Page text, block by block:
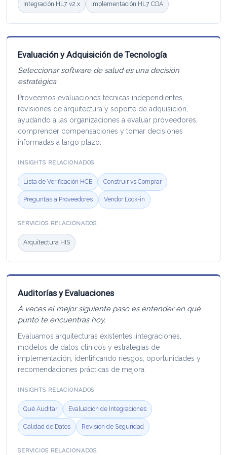
Integración HL7 v2.x Implementación HL7 CDA
Evaluación y Adquisición de Tecnología
Seleccionar software de salud es una decisión
estratégica.
Proveemos evaluaciones técnicas independientes,
revisiones de arquitectura y soporte de adquisición,
ayudando a las organizaciones a evaluar proveedores,
comprender compensaciones y tomar decisiones
informadas a largo plazo.
INSIGHTS RELACIONADOS
Lista de Verificación HCE Construir vs Comprar
Preguntas a Proveedores Vendor Lock-in
SERVICIOS RELACIONADOS
Arquitectura HIS
Auditorías y Evaluaciones
A veces el mejor siguiente paso es entender en qué
punto te encuentras hoy.
Evaluamos arquitecturas existentes, integraciones,
modelos de datos clínicos y estrategias de
implementación, identificando riesgos, oportunidades y
recomendaciones prácticas de mejora.
INSIGHTS RELACIONADOS
Qué Auditar Evaluación de Integraciones
Calidad de Datos Revisión de Seguridad
SERVICIOS RELACIONADOS